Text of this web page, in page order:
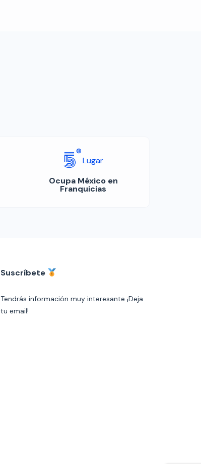
5°Lugar
Ocupa México en
Franquicias
Suscríbete
Tendrás información muy interesante ¡Deja
tu email!